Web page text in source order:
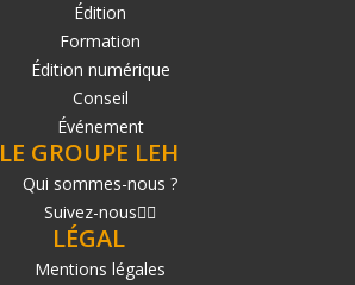
Édition
Formation
Édition numérique
Conseil
Événement
LE GROUPE LEH
Qui sommes-nous ?
Suivez-nous
LÉGAL
Mentions légales